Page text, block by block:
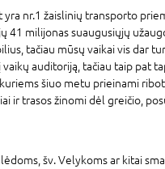
yra nr.1 žaislinių transporto
41 milijonas suaugusiųjų
tačiau mūsų vaikai vis dar
vaikų auditoriją, tačiau taip pat
šiuo metu prieinami
ir trasos žinomi dėl greičio,
šv. Velykoms ar kitai